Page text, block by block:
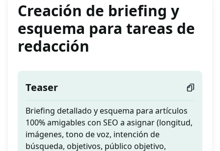
Creación de briefing y
esquema para tareas de
redacción
Teaser
Briefing detallado y esquema para artículos
100% amigables con SEO a asignar (longitud,
imágenes, tono de voz, intención de
búsqueda, objetivos, público objetivo,